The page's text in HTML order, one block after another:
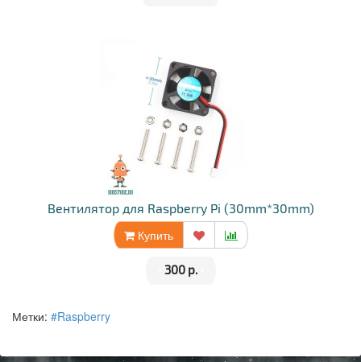
Вентилятор для Raspberry Pi (30mm*30mm)
Купить
300 р.
Метки: #Raspberry